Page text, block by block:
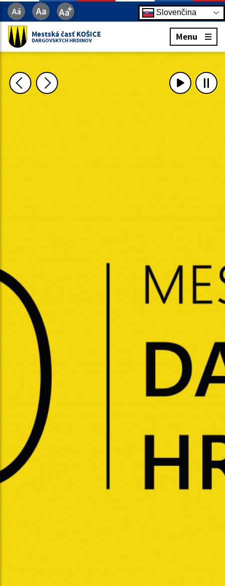
Slovenčina
Mestská časť KOŠICE
DARGOVSKÝCH HRDINOV Menu